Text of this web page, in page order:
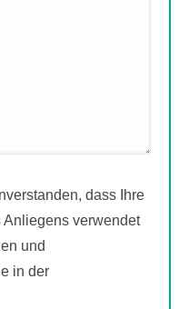
dass Ihre
Anliegens verwendet
und
in der